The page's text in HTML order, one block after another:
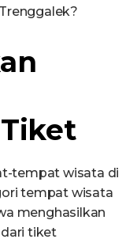
tempat wisata di
tempat wisata
menghasilkan
tiket